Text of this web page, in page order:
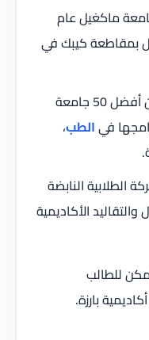
ماكغيل عام
السمعة الأكاديمية: تُصنّف بين أفضل 50 جامعة
فيالطب،
الطلابية النابضة
الأكاديمية
للطالب
بارزة.